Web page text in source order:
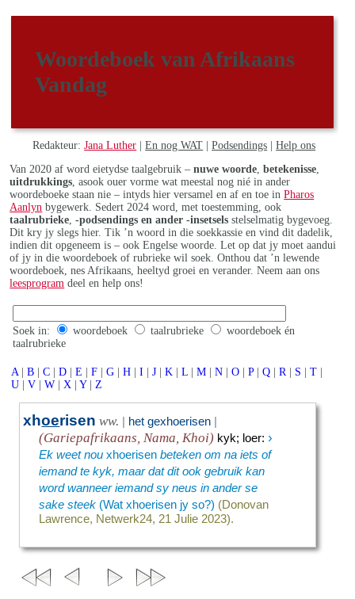
Woordeboek van Afrikaans
Vandag
Redakteur:Jana Luther |En nog WAT |Podsendings |Help ons
Van 2020 af word eietydse taalgebruik –nuwe woorde ,betekenisse
uitdrukkings , asook ouer vorme wat meestal nog nié in ander
woordeboeke staan nie – intyds hier versamel en af en toe inPharos
Aanlyn bygewerk. Sedert 2024 word, met toestemming, ook
taalrubrieke ,-podsendings en ander -insetsels stelselmatig bygevoeg.
Dit kry jy slegs hier. Tik ’n woord in die soekkassie en vind dit dadelik,
indien dit opgeneem is – ook Engelse woorde. Let op dat jy moet aandui
of jy in die woordeboek of rubrieke wil soek. Onthou dat ’n lewende
woordeboek, nes Afrikaans, heeltyd groei en verander. Neem aan ons
leesprogram deel en help ons!
Soek in: woordeboek taalrubrieke
woordeboek én
taalrubrieke
A | B | C | D | E | F | G | H | I | J | K | L | M | N | O | P | Q | R | S | T |
U | V | W | X | Y | Z
xhoerisen ww. | het gexhoerisen |
(Gariepafrikaans, Nama, Khoi) kyk; loer:›
Ek weet nouxhoerisen beteken om na iets of
iemand te kyk, maar dat dit ook gebruik kan
word wanneer iemand sy neus in ander se
sake steek (Wat xhoerisen jy so?) (Donovan
Lawrence, Netwerk24, 21 Julie 2023).